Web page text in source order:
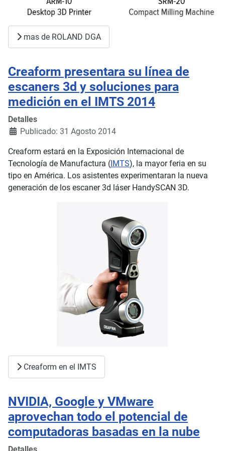
mas de ROLAND DGA
Creaform presentara su línea de
escaners 3d y soluciones para
medición en el IMTS 2014
Detalles
Publicado: 31 Agosto 2014
Creaform estará en la Exposición Internacional de
Tecnología de Manufactura ( IMTS), la mayor feria en su
tipo en América. Los asistentes experimentaran la nueva
generación de los escaner 3d láser HandySCAN 3D.
Creaform en el IMTS
NVIDIA, Google y VMware
aprovechan todo el potencial de
computadoras basadas en la nube